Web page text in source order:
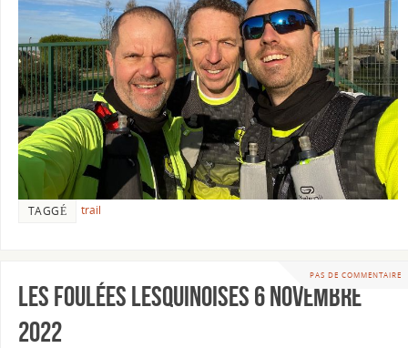
TAGGÉ trail
PAS DE COMMENTAIRE
Les foulées Lesquinoises 6 novembre
2022